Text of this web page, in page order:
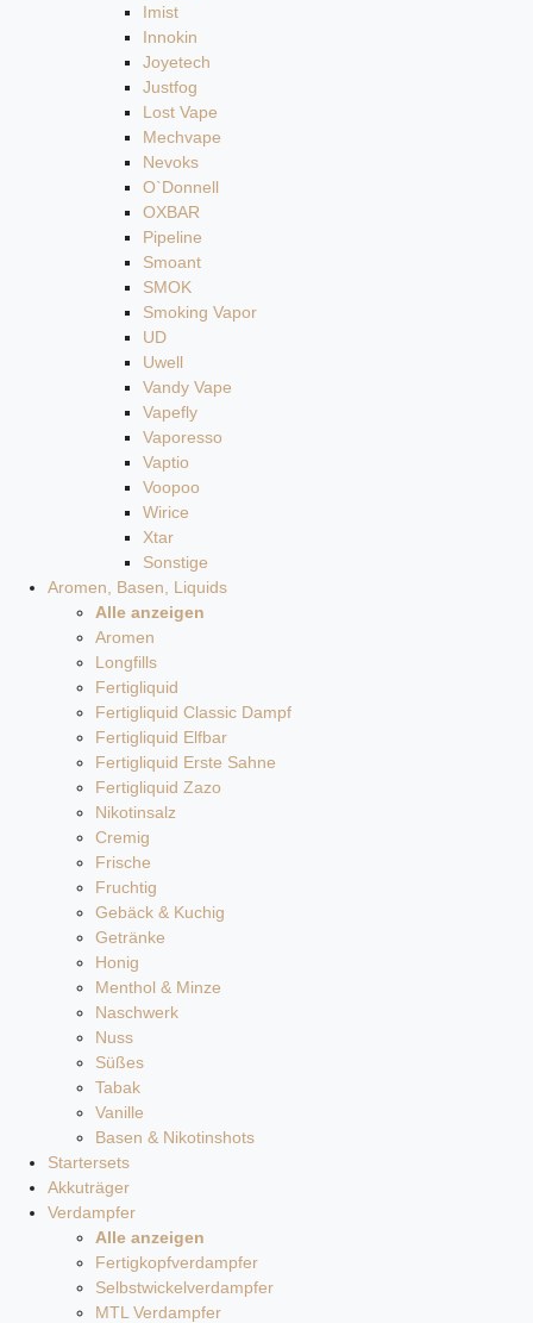
Imist
Innokin
Joyetech
Justfog
Lost Vape
Mechvape
Nevoks
O`Donnell
OXBAR
Pipeline
Smoant
SMOK
Smoking Vapor
UD
Uwell
Vandy Vape
Vapefly
Vaporesso
Vaptio
Voopoo
Wirice
Xtar
Sonstige
Aromen, Basen, Liquids
Alle anzeigen
Aromen
Longfills
Fertigliquid
Fertigliquid Classic Dampf
Fertigliquid Elfbar
Fertigliquid Erste Sahne
Fertigliquid Zazo
Nikotinsalz
Cremig
Frische
Fruchtig
Gebäck & Kuchig
Getränke
Honig
Menthol & Minze
Naschwerk
Nuss
Süßes
Tabak
Vanille
Basen & Nikotinshots
Startersets
Akkuträger
Verdampfer
Alle anzeigen
Fertigkopfverdampfer
Selbstwickelverdampfer
MTL Verdampfer